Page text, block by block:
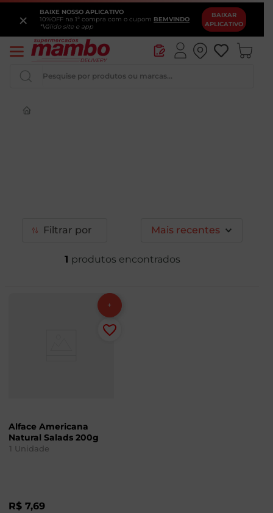
BAIXE NOSSO APLICATIVO
10%OFF na 1ª compra com o cupom BEMVINDO
*Válido site e app
BAIXAR
APLICATIVO
×
Pesquise por produtos ou marcas...
Filtrar Mais recentes
1
Alface Americana
Natural Salads 200g
1 Unidade
R$ 7,69